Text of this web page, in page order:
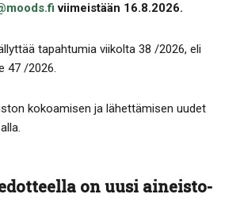
viimeistään 16.8.2026.
tapahtumia viikolta 38 /2026, eli
47 /2026.
kokoamisen ja lähettämisen uudet
on uusi aineisto-